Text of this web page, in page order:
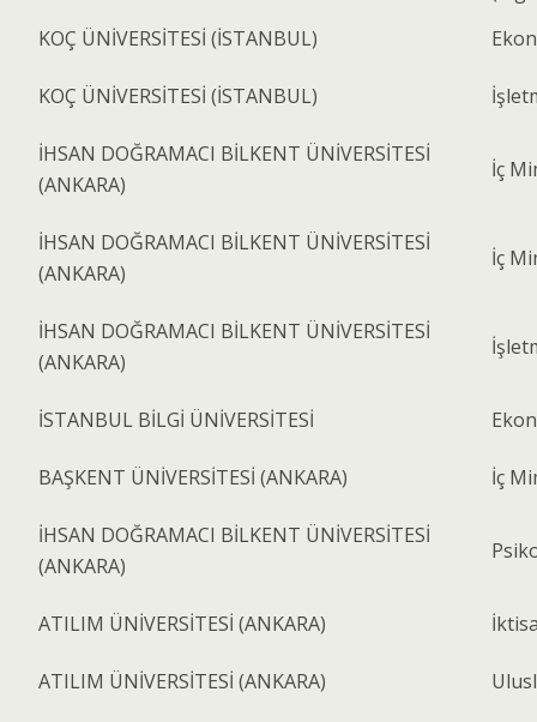
KOÇ ÜNİVERSİTESİ (İSTANBUL)
KOÇ ÜNİVERSİTESİ (İSTANBUL)
İHSAN DOĞRAMACI BİLKENT ÜNİVERSİTESİ
(ANKARA)
İç
İHSAN DOĞRAMACI BİLKENT ÜNİVERSİTESİ
(ANKARA)
İç
İHSAN DOĞRAMACI BİLKENT ÜNİVERSİTESİ
(ANKARA)
İSTANBUL BİLGİ ÜNİVERSİTESİ
BAŞKENT ÜNİVERSİTESİ (ANKARA) İç
İHSAN DOĞRAMACI BİLKENT ÜNİVERSİTESİ
(ANKARA)
ATILIM ÜNİVERSİTESİ (ANKARA)
ATILIM ÜNİVERSİTESİ (ANKARA)